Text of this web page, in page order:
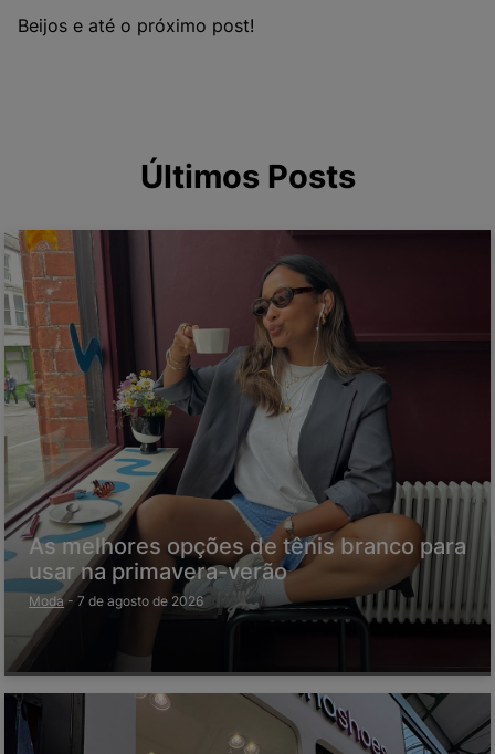
Beijos e até o próximo post!
Últimos Posts
As melhores opções de tênis branco para
usar na primavera-verão
Moda - 7 de agosto de 2026